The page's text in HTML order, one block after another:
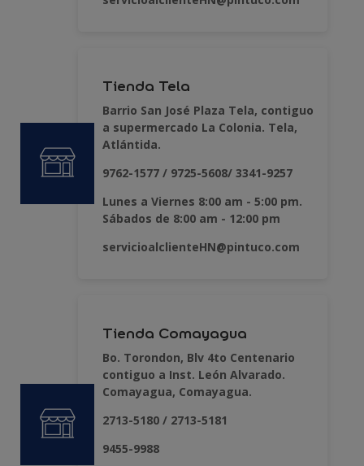
Tienda Tela
Barrio San José Plaza Tela, contiguo
a supermercado La Colonia. Tela,
Atlántida.
9762-1577 / 9725-5608/ 3341-9257
Lunes a Viernes 8:00 am - 5:00 pm.
Sábados de 8:00 am - 12:00 pm
servicioalclienteHN@pintuco.com
Tienda Comayagua
Bo. Torondon, Blv 4to Centenario
contiguo a Inst. León Alvarado.
Comayagua, Comayagua.
2713-5180 / 2713-5181
9455-9988